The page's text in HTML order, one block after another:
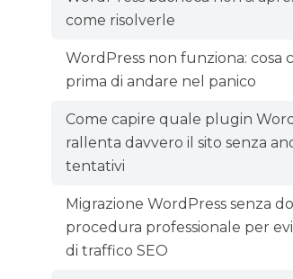
come risolverle
WordPress non funziona: cosa
prima di andare nel panico
Come capire quale plugin
rallenta davvero il sito senza
tentativi
Migrazione WordPress senza
procedura professionale per
di traffico SEO